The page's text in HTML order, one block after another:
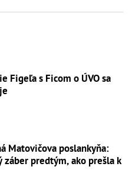
Figeľa s Ficom o ÚVO sa
Matovičova poslankyňa:
záber predtým, ako prešla k